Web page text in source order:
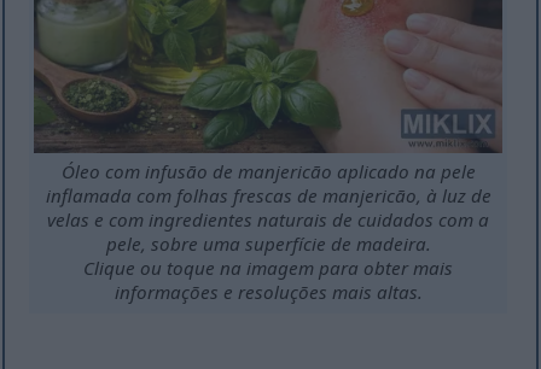
Óleo com infusão de manjericão aplicado na pele
inflamada com folhas frescas de manjericão, à luz de
velas e com ingredientes naturais de cuidados com a
pele, sobre uma superfície de madeira.
Clique ou toque na imagem para obter mais
informações e resoluções mais altas.